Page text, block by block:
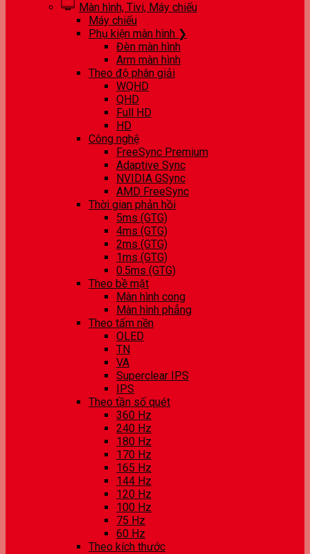
Màn hình, Tivi, Máy chiếu
Máy chiếu
Phụ kiện màn hình ❯
Đèn màn hình
Arm màn hình
Theo độ phân giải
WQHD
QHD
Full HD
HD
Công nghệ
FreeSync Premium
Adaptive Sync
NVIDIA GSync
AMD FreeSync
Thời gian phản hồi
5ms (GTG)
4ms (GTG)
2ms (GTG)
1ms (GTG)
0.5ms (GTG)
Theo bề mặt
Màn hình cong
Màn hình phẳng
Theo tấm nền
OLED
TN
VA
Superclear IPS
IPS
Theo tần số quét
360 Hz
240 Hz
180 Hz
170 Hz
165 Hz
144 Hz
120 Hz
100 Hz
75 Hz
60 Hz
Theo kích thước